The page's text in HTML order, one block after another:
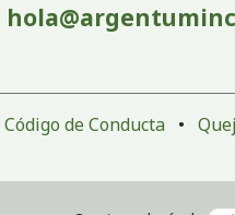
Código de Conducta •